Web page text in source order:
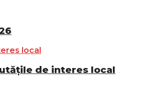
de interes local